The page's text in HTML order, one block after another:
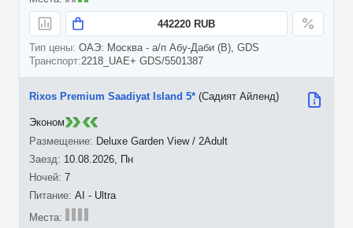
442220 RUB
ОАЭ: Москва - а/п Абу-Даби (B), GDS
2218_UAE+ GDS/5501387
10.08.2026, Пн
7
Rixos Premium Saadiyat Island 5* (Садият Айленд)
Deluxe Garden View / 2Adult
AI - Ultra
Эконом